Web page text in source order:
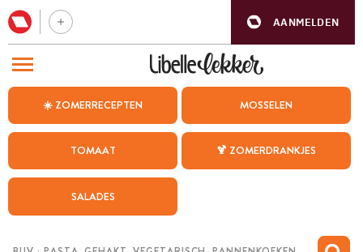
AANMELDEN
☀️ ZOMERRECEPTEN MOSSELEN
TOMAAT 🍹 ZOMERDRANKJES
SALADES
BEZOEK ONZE ANDERE WEBSITES
WEEKMENU
CHAT MET MAIA